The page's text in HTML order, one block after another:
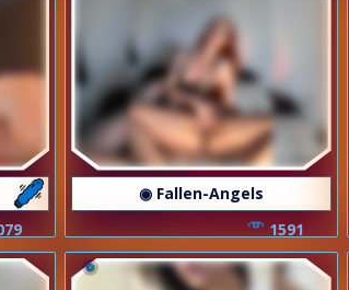
◉ Fallen-Angels
1591